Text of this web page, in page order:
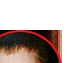
komited